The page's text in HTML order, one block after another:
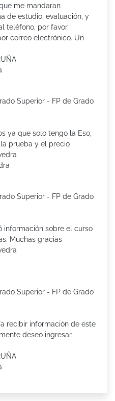
me mandaran
de estudio, evaluación, y
teléfono, por favor
correo electrónico. Un
Superior - FP de Grado
ya que solo tengo la Eso,
prueba y el precio
Superior - FP de Grado
información sobre el curso
Muchas gracias
Superior - FP de Grado
recibir información de este
deseo ingresar.